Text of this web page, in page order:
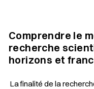
Comprendre le
recherche
horizons et
La finalité de la